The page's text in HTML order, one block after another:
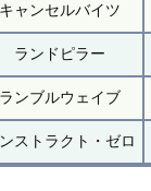
キャンセルバイツ
ランドピラー
ランブルウェイブ
ストラクト・ゼロ